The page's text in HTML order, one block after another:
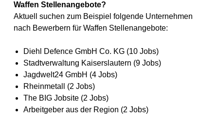
Waffen Stellenangebote?
Aktuell suchen zum Beispiel folgende Unternehmen
nach Bewerbern für Waffen Stellenangebote:
Diehl Defence GmbH Co. KG (10 Jobs)
Stadtverwaltung Kaiserslautern (9 Jobs)
Jagdwelt24 GmbH (4 Jobs)
Rheinmetall (2 Jobs)
The BIG Jobsite (2 Jobs)
Arbeitgeber aus der Region (2 Jobs)